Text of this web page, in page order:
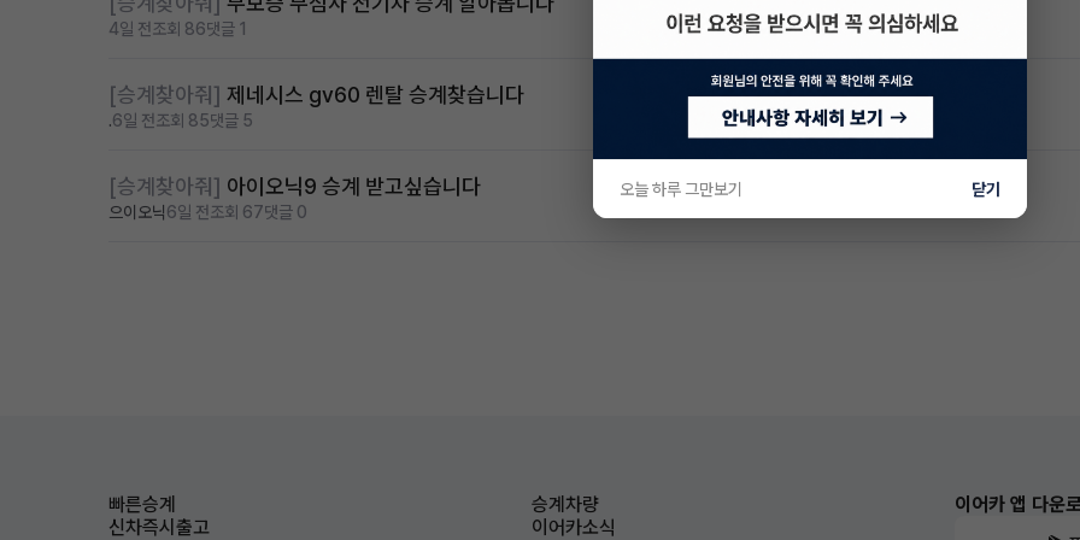
4일 전조회 86댓글 1
[승계찾아줘] 제네시스 gv60 렌탈 승계찾습니다
.6일 전조회 85댓글 5
[승계찾아줘] 아이오닉9 승계 받고싶습니다
으이오닉6일 전조회 67댓글 0
빠른승계
승계차량
신차즉시출고
이어카소식
이어카 앱 다운
오늘 하루 그만보기 닫기